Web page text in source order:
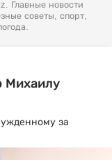
Главные новости
советы, спорт,
Михаилу
за